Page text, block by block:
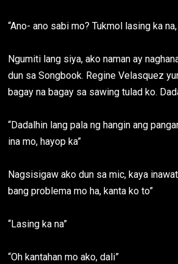
“Ano- ano sabi mo? Tukmol lasing ka
Ngumiti lang siya, ako naman ay
dun sa Songbook. Regine Velasquez
bagay na bagay sa sawing tulad ko.
“Dadalhin lang pala ng hangin ang
ina mo, hayop ka”
Nagsisigaw ako dun sa mic, kaya
bang problema mo ha, kanta ko to”
“Lasing ka na”
“Oh kantahan mo ako, dali”